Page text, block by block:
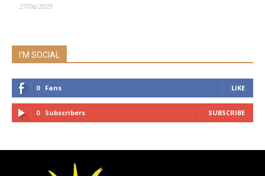
27/06/2025
I'M SOCIAL
0 Fans LIKE
0 Subscribers SUBSCRIBE